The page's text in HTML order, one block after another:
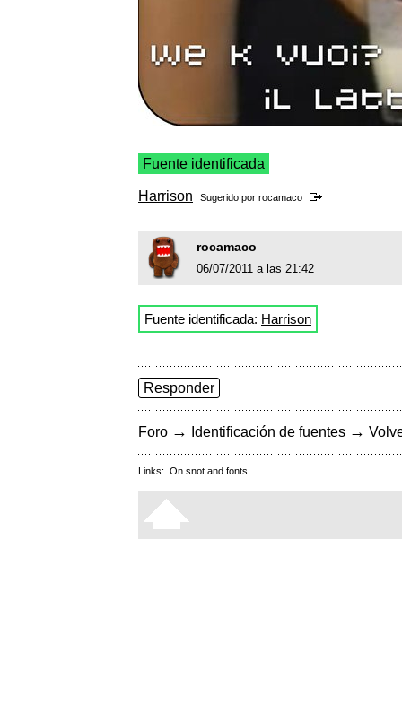
Fuente identificada
Harrison Sugerido por rocamaco
rocamaco
06/07/2011 a las 21:42
Fuente identificada: Harrison
Responder
Foro → Identificación de fuentes →
Links: On snot and fonts